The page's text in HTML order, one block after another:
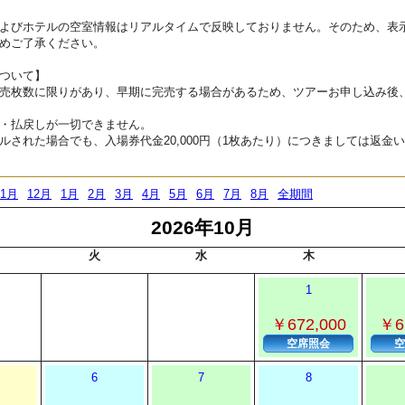
びホテルの空室情報はリアルタイムで反映しておりません。そのため、表
ご了承ください。
いて】
枚数に限りがあり、早期に完売する場合があるため、ツアーお申し込み後
払戻しが一切できません。
された場合でも、入場券代金20,000円（1枚あたり）につきましては返金
月 12月 1月 2月 3月 4月 5月 6月 7月 8月 全期間
2026年10月
火 水 木
1
￥672,000
空席照会
￥
6 7 8